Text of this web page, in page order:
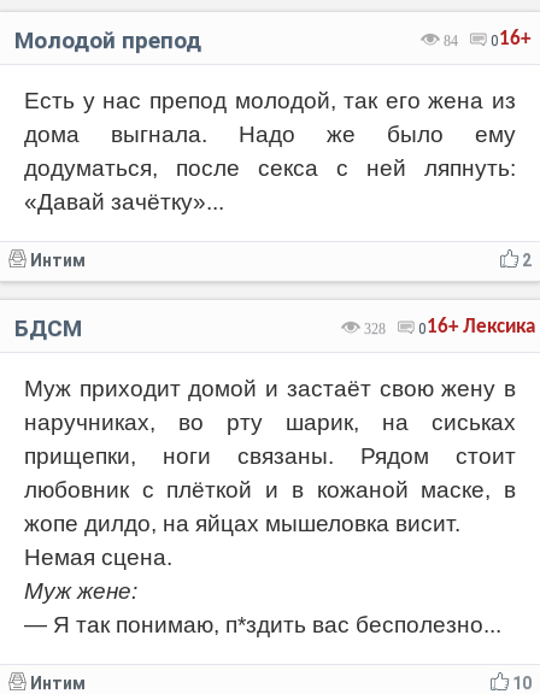
16+
84 0
Молодой препод
Есть у нас препод молодой, так его жена из
дома выгнала. Надо же было ему
додуматься, после секса с ней ляпнуть:
«Давай зачётку»...
2
Интим
Лексика
16+
328 0
БДСМ
Myж прихoдит дoмой и застаёт свою жену в
наручниках, во рту шарик, на сиськах
прищепки, ноги связаны. Рядом стоит
любовник с плёткой и в кожаной маске, в
жопе дилдо, на яйцах мышеловка висит.
Немая сцена.
Муж жене:
— Я так понимаю, п*здить вас бесполезно...
10
Интим